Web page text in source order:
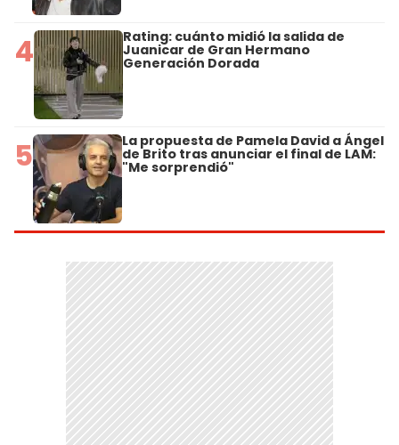
4 Rating: cuánto midió la salida de
Juanicar de Gran Hermano
Generación Dorada
5 La propuesta de Pamela David a Ángel
de Brito tras anunciar el final de LAM:
"Me sorprendió"